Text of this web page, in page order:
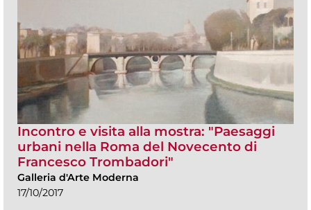
Incontro e visita alla mostra: "Paesaggi
urbani nella Roma del Novecento di
Francesco Trombadori"
Galleria d'Arte Moderna
17/10/2017